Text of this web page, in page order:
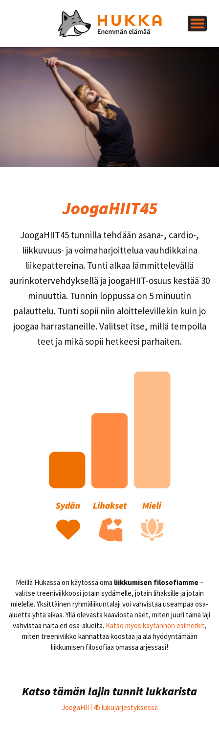
JoogaHIIT45
JoogaHIIT45 tunnilla tehdään asana-, cardio-,
liikkuvuus- ja voimaharjoittelua vauhdikkaina
liikepattereina. Tunti alkaa lämmittelevällä
aurinkotervehdyksellä ja joogaHIIT-osuus kestää 30
minuuttia. Tunnin loppussa on 5 minuutin
palauttelu. Tunti sopii niin aloittelevillekin kuin jo
joogaa harrastaneille. Valitset itse, millä tempolla
teet ja mikä sopii hetkeesi parhaiten.
Meillä Hukassa on käytössä oma liikkumisen filosofiamme–
valitse treeniviikkoosi jotain sydämelle, jotain lihaksille ja jotain
mielelle. Yksittäinen ryhmäliikuntalaji voi vahvistaa useampaa osa-
aluetta yhtä aikaa. Yllä olevasta kaaviosta näet, miten juuri tämä laji
vahvistaa näitä eri osa-alueita. Katso myös käytännön esimerkit,
miten treeniviikko kannattaa koostaa ja ala hyödyntämään
liikkumisen filosofiaa omassa arjessasi!
Katso tämän lajin tunnit lukkarista
JoogaHIIT45 lukujärjestyksessä